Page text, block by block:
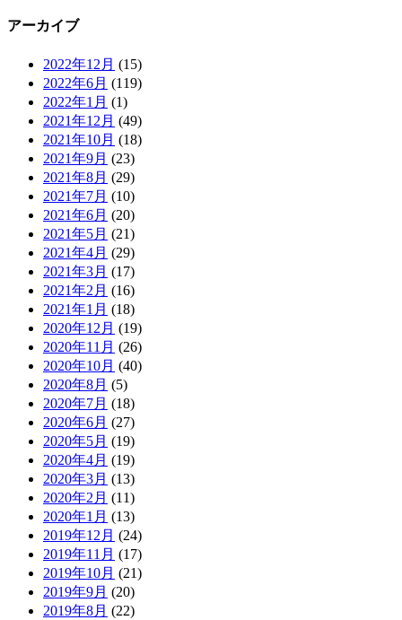
アーカイブ
2022年12月 (15)
2022年6月 (119)
2022年1月 (1)
2021年12月 (49)
2021年10月 (18)
2021年9月 (23)
2021年8月 (29)
2021年7月 (10)
2021年6月 (20)
2021年5月 (21)
2021年4月 (29)
2021年3月 (17)
2021年2月 (16)
2021年1月 (18)
2020年12月 (19)
2020年11月 (26)
2020年10月 (40)
2020年8月 (5)
2020年7月 (18)
2020年6月 (27)
2020年5月 (19)
2020年4月 (19)
2020年3月 (13)
2020年2月 (11)
2020年1月 (13)
2019年12月 (24)
2019年11月 (17)
2019年10月 (21)
2019年9月 (20)
2019年8月 (22)